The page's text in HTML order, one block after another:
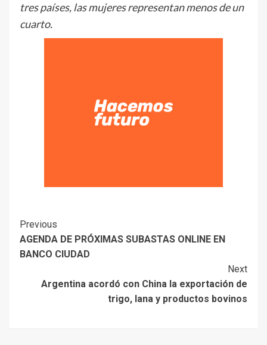
tres países, las mujeres representan menos de un
cuarto.
Previous
AGENDA DE PRÓXIMAS SUBASTAS ONLINE EN
BANCO CIUDAD
Next
Argentina acordó con China la exportación de
trigo, lana y productos bovinos